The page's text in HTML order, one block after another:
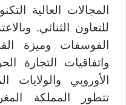
المجالات العالية
للتعاون الثنائي.
الفوسفات وميزة
واتفاقيات التجارة
الأوروبي والولايات
تتطور المملكة